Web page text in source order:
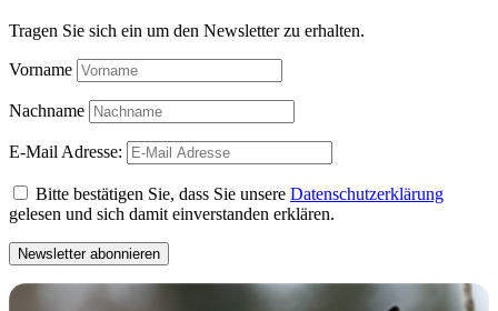
Tragen Sie sich ein um den Newsletter zu erhalten.
Vorname
Nachname
E-Mail Adresse:
Bitte bestätigen Sie, dass Sie unsere Datenschutzerklärung
gelesen und sich damit einverstanden erklären.